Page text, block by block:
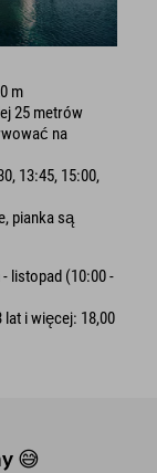
m
25 metrów
na
13:45, 15:00,
pianka są
listopad (10:00 -
lat i więcej: 18,00
😅